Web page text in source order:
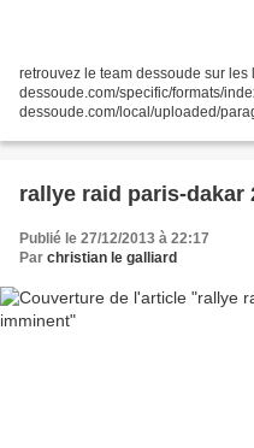
retrouvez le team dessoude sur
dessoude.com/specific/formats/
dessoude.com/local/uploaded/
rallye raid paris-dakar
Publié le 27/12/2013 à 22:17
Par christian le galliard